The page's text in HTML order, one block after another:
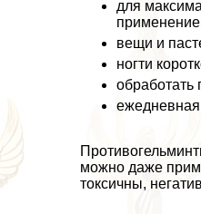
для
вещи и
ногти
можно даже
токсичны,